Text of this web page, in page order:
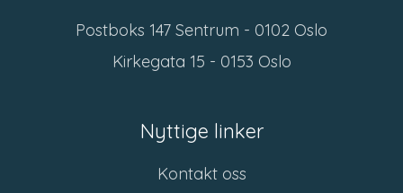
Postboks 147 Sentrum - 0102 Oslo
Kirkegata 15 - 0153 Oslo
Nyttige linker
Kontakt oss